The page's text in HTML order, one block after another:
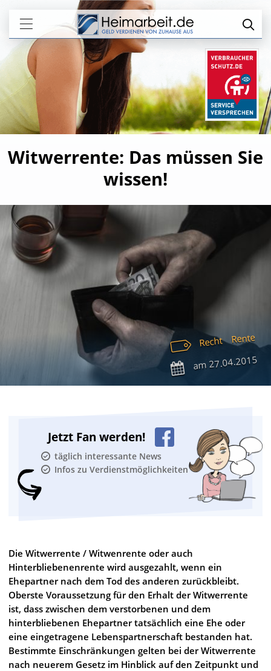
Witwerrente: Das müssen Sie
wissen!
Recht Rente
am27.04.2015
Jetzt Fan werden!
täglich interessante News
Infos zu Verdienstmöglichkeiten
Die Witwerrente / Witwenrente oder auch
Hinterbliebenenrente wird ausgezahlt, wenn ein
Ehepartner nach dem Tod des anderen zurückbleibt.
Oberste Voraussetzung für den Erhalt der Witwerrente
ist, dass zwischen dem verstorbenen und dem
hinterbliebenen Ehepartner tatsächlich eine Ehe oder
eine eingetragene Lebenspartnerschaft bestanden hat.
Bestimmte Einschränkungen gelten bei der Witwerrente
nach neuerem Gesetz im Hinblick auf den Zeitpunkt und